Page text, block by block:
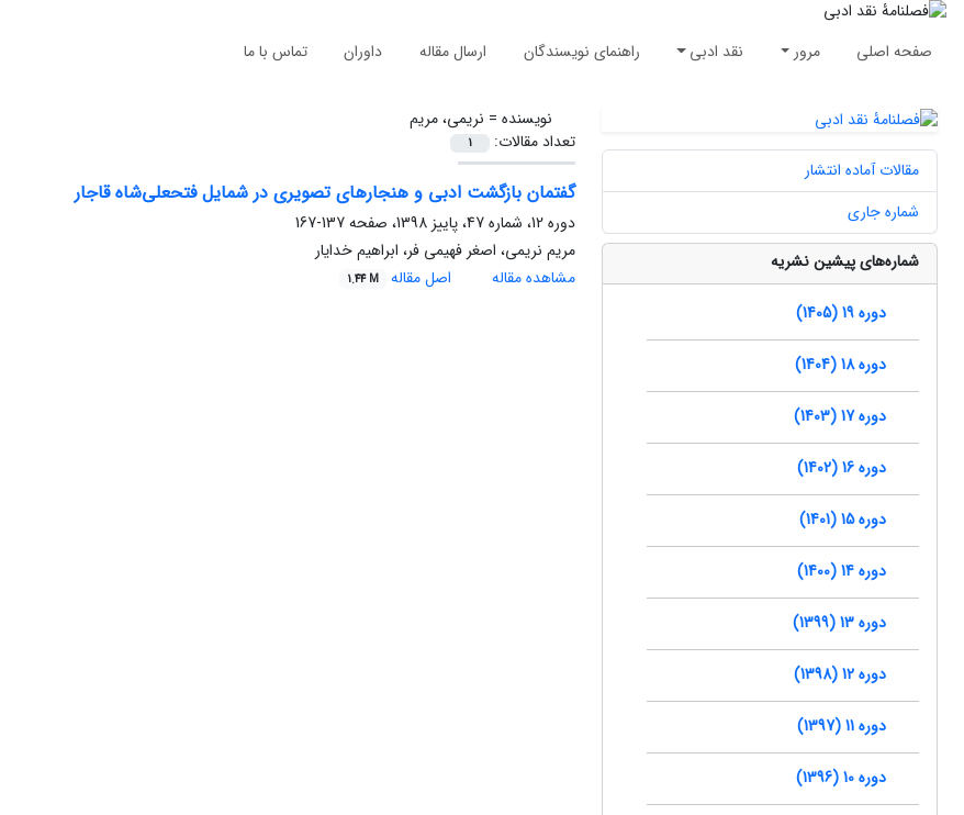
صفحه اصلی مرور نقد ادبی راهنمای نویسندگان ارسال مقاله داوران تماس با ما
نویسنده = نریمی، مریم
تعداد مقالات:
1
گفتمان بازگشت ادبی و هنجارهای تصویری در شمایل فتحعلی‌شاه قاجار
دوره 12، شماره 47، پاییز 1398، صفحه
137-167
مریم نریمی، اصغر فهیمی فر، ابراهیم خدایار
مشاهده مقاله
اصل مقاله 1.44 M
مقالات آماده انتشار
شماره جاری
شماره‌های پیشین نشریه
دوره 19 (1405)
دوره 18 (1404)
دوره 17 (1403)
دوره 16 (1402)
دوره 15 (1401)
دوره 14 (1400)
دوره 13 (1399)
دوره 12 (1398)
دوره 11 (1397)
دوره 10 (1396)